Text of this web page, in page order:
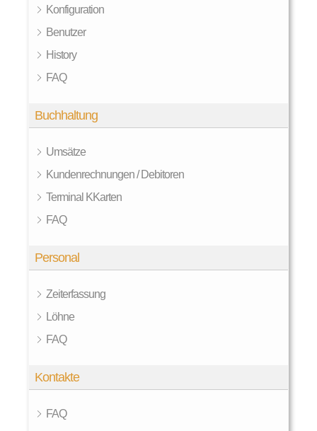
Konfiguration
Benutzer
History
FAQ
Buchhaltung
Umsätze
Kundenrechnungen / Debitoren
Terminal KKarten
FAQ
Personal
Zeiterfassung
Löhne
FAQ
Kontakte
FAQ